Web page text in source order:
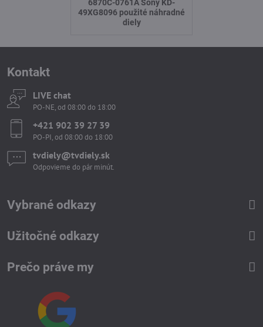
6870C-0761A Sony KD-
49XG8096 použité náhradné
diely
Kontakt
LIVE chat
PO-NE, od 08:00 do 18:00
+421 902 39 27 39
PO-PI, od 08:00 do 18:00
tvdiely​​@tvdiely​​.sk
Odpovieme do pár minút.
Vybrané odkazy
Užitočné odkazy
Prečo práve my